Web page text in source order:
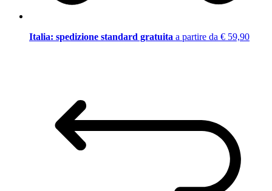
Italia: spedizione standard gratuita a partire da € 59,90